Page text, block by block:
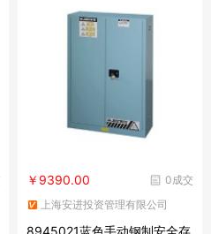
0成交
￥9390.00
上海安进投资管理有限公司